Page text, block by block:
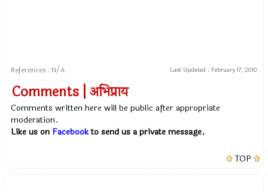
References : N/A Last Updated : February 17, 2010
Comments | अभिप्राय
Comments written here will be public after appropriate
moderation.
Like us on Facebookto send us a private message.
TOP